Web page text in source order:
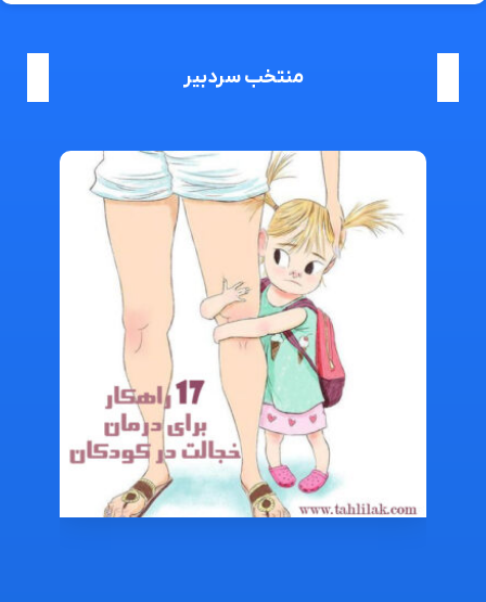
منتخب سردبیر